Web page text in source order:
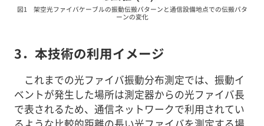
図1 架空光ファイバケーブルの振動伝搬パターンと通信設備地点での伝搬パタ
ーンの変化
3．本技術の利用イメージ
これまでの光ファイバ振動分布測定では、振動イ
ベントが発生した場所は測定器からの光ファイバ長
で表されるため、通信ネットワークで利用されてい